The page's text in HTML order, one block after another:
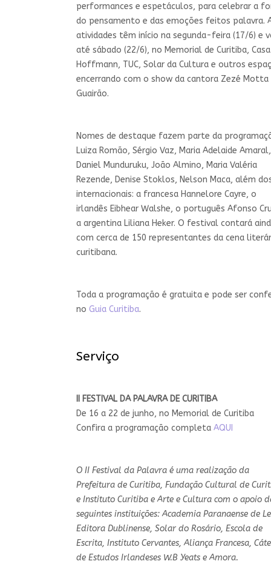
performances e espetáculos, para celebrar a
do pensamento e das emoções feitos palavra.
atividades têm início na segunda-feira (17/6) e
até sábado (22/6), no Memorial de Curitiba, Casa
Hoffmann, TUC, Solar da Cultura e outros
encerrando com o show da cantora Zezé Motta
Guairão.
Nomes de destaque fazem parte da
Luiza Romão, Sérgio Vaz, Maria Adelaide Amaral,
Daniel Munduruku, João Almino, Maria Valéria
Rezende, Denise Stoklos, Nelson Maca, além
internacionais: a francesa Hannelore Cayre, o
irlandês Eibhear Walshe, o português Afonso
a argentina Liliana Heker. O festival contará
com cerca de 150 representantes da cena
curitibana.
Toda a programação é gratuita e pode ser
no Guia Curitiba.
Serviço
II FESTIVAL DA PALAVRA DE CURITIBA
De 16 a 22 de junho, no Memorial de Curitiba
Confira a programação completa AQUI
O II Festival da Palavra é uma realização da
Prefeitura de Curitiba, Fundação Cultural de
e Instituto Curitiba e Arte e Cultura com o apoio
seguintes instituições: Academia Paranaense de
Editora Dublinense, Solar do Rosário, Escola de
Escrita, Instituto Cervantes, Aliança Francesa,
de Estudos Irlandeses W.B Yeats e Amora.